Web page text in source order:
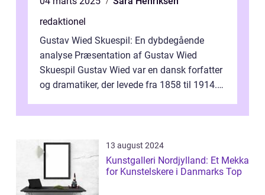
redaktionel
Gustav Wied Skuespil: En dybdegående
analyse Præsentation af Gustav Wied
Skuespil Gustav Wied var en dansk forfatter
og dramatiker, der levede fra 1858 til 1914.
13 august 2024
Kunstgalleri Nordjylland: Et Mekka
for Kunstelskere i Danmarks Top